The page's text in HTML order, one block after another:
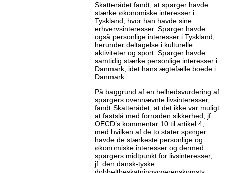
Skatterådet fandt, at spørger havde
stærke økonomiske interesser i
Tyskland, hvor han havde sine
erhvervsinteresser. Spørger havde
også personlige interesser i Tyskland,
herunder deltagelse i kulturelle
aktiviteter og sport. Spørger havde
samtidig stærke personlige interesser i
Danmark, idet hans ægtefælle boede i
Danmark.
På baggrund af en helhedsvurdering af
spørgers ovennævnte livsinteresser,
fandt Skatterådet, at det ikke var muligt
at fastslå med fornøden sikkerhed, jf.
OECD’s kommentar 10 til artikel 4,
med hvilken af de to stater spørger
havde de stærkeste personlige og
økonomiske interesser og dermed
spørgers midtpunkt for livsinteresser,
jf. den dansk-tyske